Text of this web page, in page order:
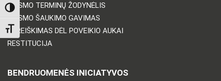
TOGGLE HIGH CONTRAST
TOGGLE FONT SIZE
TEISMO TERMINŲ ŽODYNĖLIS
TEISMO ŠAUKIMO GAVIMAS
PAREIŠKIMAS DĖL POVEIKIO AUKAI
RESTITUCIJA
BENDRUOMENĖS INICIATYVOS